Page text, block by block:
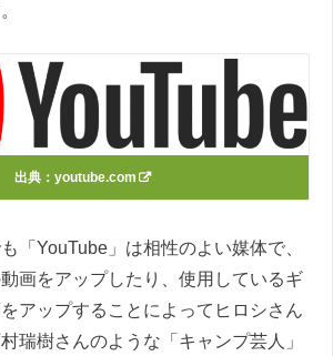
出典： youtube.com
「YouTube」は相性のよい媒体で、
画をアップしたり、使用しているギ
アップすることによってヒロシさん
瑞樹さんのような「キャンプ芸人」